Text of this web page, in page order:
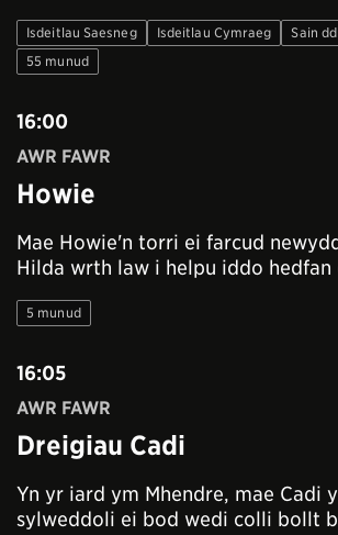
Isdeitlau Saesneg Isdeitlau Cymraeg
Sain
55 munud
16:00
AWR FAWR
Howie
Mae Howie'n torri ei farcud
Hilda wrth law i helpu iddo hedfan
5 munud
16:05
AWR FAWR
Dreigiau Cadi
Yn yr iard ym Mhendre, mae Cadi
sylweddoli ei bod wedi colli bollt